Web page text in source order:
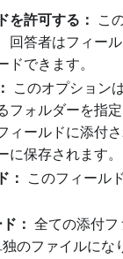
を許可する：
こ
回答者はフィー
ドできます。
このオプション
フォルダーを指
ィールドに添付
に保存されます。
：
このフィール
：
全ての添付フ
のファイルにな